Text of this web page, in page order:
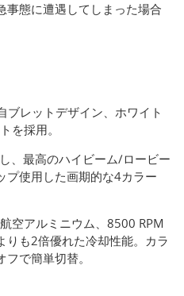
事態に遭遇してしまった場合
ブレットデザイン、ホワイト
を採用。
、最高のハイビーム/ロービー
プ使用した画期的な4カラー
空アルミニウム、8500 RPM
りも2倍優れた冷却性能。カラ
で簡単切替。